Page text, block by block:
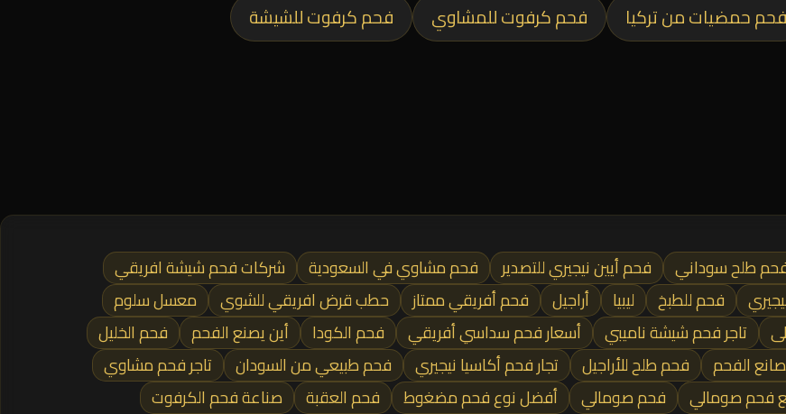
فحم حمضيات من تركيا فحم كرفوت للمشاوي فحم كرفوت للشيشة
طلح سوداني فحم أيين نيجيري للتصدير فحم مشاوي في السعودية
شركات فحم شيشة افريقي
فحم للطبخ ليبيا أراجيل فحم أفريقي ممتاز حطب قرض افريقي للشوي
معسل سلوم
تاجر فحم شيشة ناميبي أسعار فحم سداسي أفريقي فحم الكودا أين يصنع الفحم
فحم الخليل
الفحم فحم طلح للأراجيل تجار فحم أكاسيا نيجيري فحم طبيعي من السودان
تاجر فحم مشاوي
فحم صومالي فحم صومالي أفضل نوع فحم مضغوط فحم العقبة
صناعة فحم الكرفوت